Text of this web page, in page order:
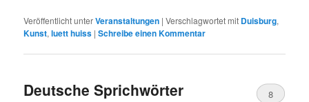
Veröffentlicht unterVeranstaltungen |Verschlagwortet mit Duisburg,
Kunst,luett huiss |Schreibe einen Kommentar
Deutsche Sprichwörter 8